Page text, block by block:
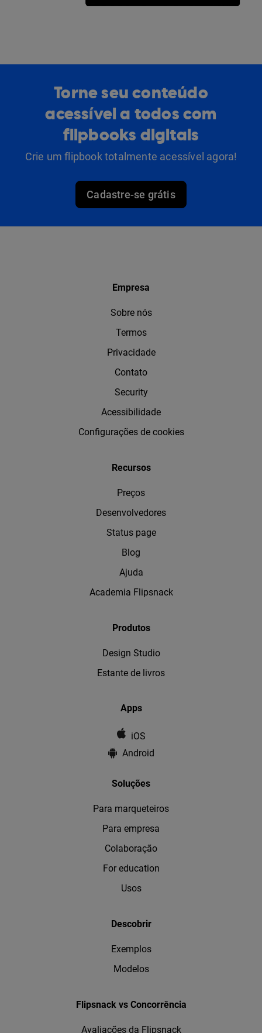
Torne seu conteúdo
acessível a todos com
flipbooks digitais
Crie um flipbook totalmente acessível agora!
Cadastre-se grátis
Empresa
Sobre nós
Termos
Privacidade
Contato
Security
Acessibilidade
Configurações de cookies
Recursos
Preços
Desenvolvedores
Status page
Blog
Ajuda
Academia Flipsnack
Produtos
Design Studio
Estante de livros
Apps
iOS
Android
Soluções
Para marqueteiros
Para empresa
Colaboração
For education
Usos
Descobrir
Exemplos
Modelos
Flipsnack vs Concorrência
Avaliações da Flipsnack